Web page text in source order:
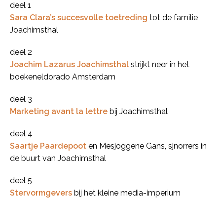
​​deel 1
Sara Clara’s succesvolle toetreding tot de familie
Joachimsthal
deel 2
Joachim Lazarus Joachimsthal strijkt neer in het
boekeneldorado Amsterdam
deel 3
Marketing avant la lettre bij Joachimsthal
deel 4
Saartje Paardepoot en Mesjoggene Gans, sjnorrers in
de buurt van Joachimsthal
deel 5
Stervormgevers bij het kleine media-imperium